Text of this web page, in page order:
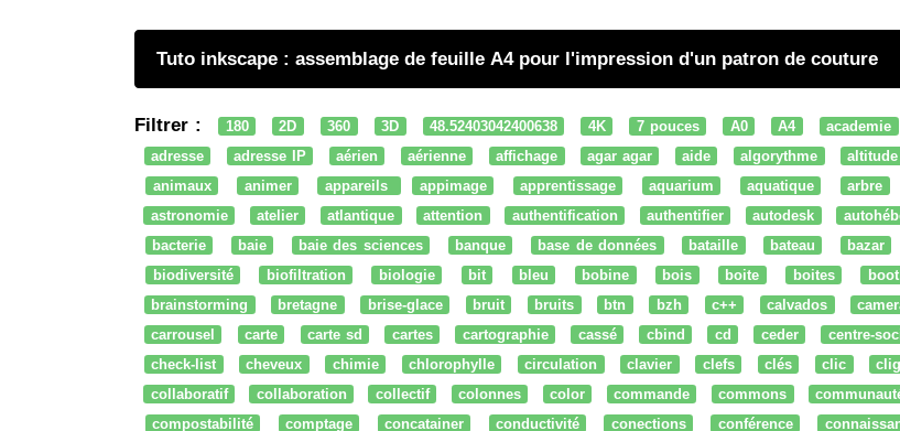
Tuto inkscape : assemblage de feuille A4 pour l'impression d'un patron de couture
Filtrer : 180 2D 360 3D 48.52403042400638 4K 7 pouces A0 A4 academie
adresse
adresse IP aérien aérienne affichage agar agar aide algorythme altitude
animaux
animer appareils appimage apprentissage aquarium aquatique arbre
astronomie
atelier atlantique attention authentification authentifier autodesk
bacterie
baie baie des sciences banque base de données bataille bateau bazar
biodiversité
biofiltration biologie bit bleu bobine bois boite boites boot
brainstorming
bretagne brise-glace bruit bruits btn bzh c++ calvados
carrousel
carte carte sd cartes cartographie cassé cbind cd ceder centre-
check-list
cheveux chimie chlorophylle circulation clavier clefs clés clic
collaboratif
collaboration collectif colonnes color commande commons
compostabilité
comptage concatainer conductivité conections conférence